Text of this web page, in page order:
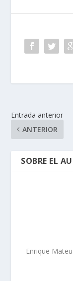
Entrada anterior
ANTERIOR
SOBRE EL
Enrique